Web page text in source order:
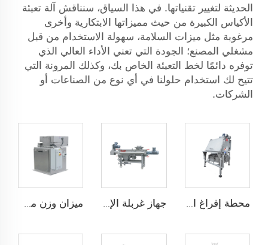
الحديثة لتغيير تقنياتها. في هذا السياق، سنناقش آلة تعبئة
الأكياس الكبيرة من حيث مميزاتها الابتكارية وأخرى
مرغوبة مثل ميزات السلامة، سهولة الاستخدام من قبل
مشغلي المصنع؛ الجودة التي تعني الأداء العالي الذي
توفره دائمًا لخط التعبئة الخاص بك، وكذلك المرونة التي
تتيح لك استخدام حلولنا في أي نوع من الصناعات أو
الشركات.
محطة إفراغ الأكياس جهاز غربلة الإعصار ميزان وزن من نوع الشبكة